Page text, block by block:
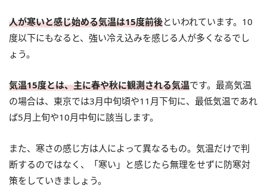
人が寒いと感じ始める気温は15度前後といわれています。10
度以下にもなると、強い冷え込みを感じる人が多くなるでし
ょう。
気温15度とは、主に春や秋に観測される気温です。最高気温
の場合は、東京では3月中旬頃や11月下旬に、最低気温であれ
ば5月上旬や10月中旬に該当します。
また、寒さの感じ方は人によって異なるもの。気温だけで判
断するのではなく、「寒い」と感じたら無理をせずに防寒対
策をしていきましょう。